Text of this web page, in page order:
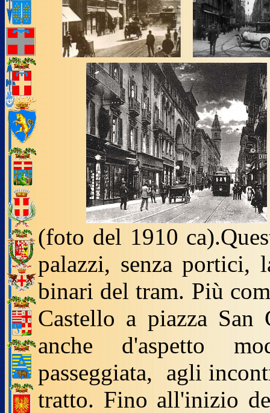
(foto del 1910
palazzi, senza portici,
binari del tram. Più
Castello a piazza San
anche d'aspetto
passeggiata, agli
tratto. Fino all'inizio